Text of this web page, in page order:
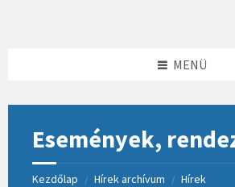
MENÜ
Események,
Kezdőlap / Hírek archívum / Hírek